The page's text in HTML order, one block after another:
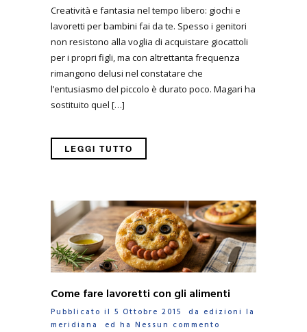
Creatività e fantasia nel tempo libero: giochi e
lavoretti per bambini fai da te. Spesso i genitori
non resistono alla voglia di acquistare giocattoli
per i propri figli, ma con altrettanta frequenza
rimangono delusi nel constatare che
l’entusiasmo del piccolo è durato poco. Magari ha
sostituito quel […]
LEGGI TUTTO
Come fare lavoretti con gli alimenti
Pubblicato il 5 Ottobre 2015 da edizioni la
meridiana
ed ha Nessun commento